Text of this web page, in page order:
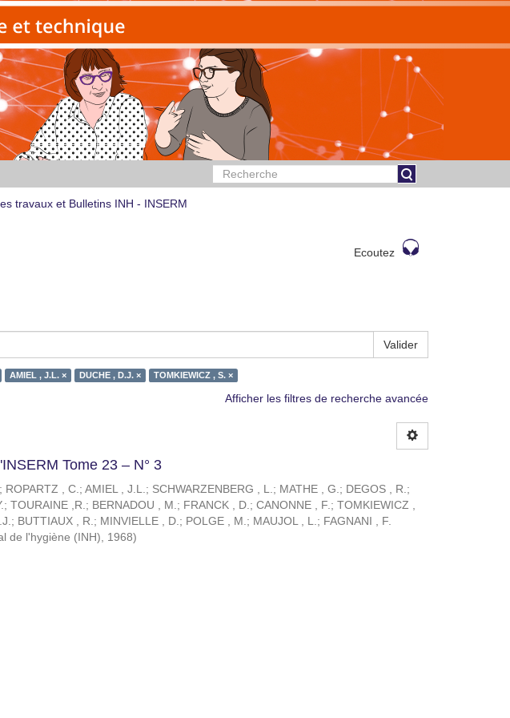
travaux et Bulletins INH - INSERM
Ecoutez
Valider
AMIEL , J.L. × DUCHE , D.J. × TOMKIEWICZ , S. ×
Afficher les filtres de recherche avancée
Tome 23 – N° 3
; ROPARTZ , C.; AMIEL , J.L.; SCHWARZENBERG , L.; MATHE , G.; DEGOS , R.;
; TOURAINE ,R.; BERNADOU , M.; FRANCK , D.; CANONNE , F.; TOMKIEWICZ ,
; BUTTIAUX , R.; MINVIELLE , D.; POLGE , M.; MAUJOL , L.; FAGNANI , F.
de l'hygiène (INH), 1968)